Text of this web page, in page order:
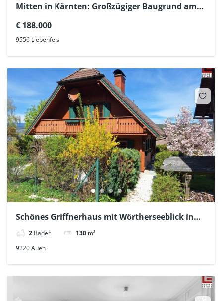
Mitten in Kärnten: Großzügiger Baugrund am
€ 188.000
9556 Liebenfels
Schönes Griffnerhaus mit Wörtherseeblick in
Ruhelage
2 Bäder 130 m²
9220 Auen